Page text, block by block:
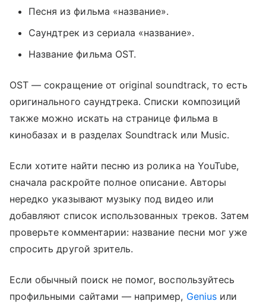
Песня из фильма «название».
Саундтрек из сериала «название».
Название фильма OST.
OST — сокращение от original soundtrack, то есть
оригинального саундтрека. Списки композиций
также можно искать на странице фильма в
кинобазах и в разделах Soundtrack или Music.
Если хотите найти песню из ролика на YouTube,
сначала раскройте полное описание. Авторы
нередко указывают музыку под видео или
добавляют список использованных треков. Затем
проверьте комментарии: название песни мог уже
спросить другой зритель.
Если обычный поиск не помог, воспользуйтесь
профильными сайтами — например, Geniusили